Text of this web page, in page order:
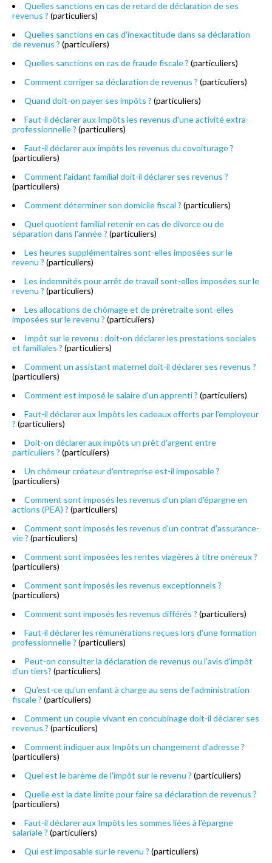
Quelles sanctions en cas de retard de déclaration de ses
revenus ? (particuliers)
Quelles sanctions en cas d'inexactitude dans sa déclaration
de revenus ? (particuliers)
Quelles sanctions en cas de fraude fiscale ? (particuliers)
Comment corriger sa déclaration de revenus ? (particuliers)
Quand doit-on payer ses impôts ? (particuliers)
Faut-il déclarer aux Impôts les revenus d'une activité extra-
professionnelle ? (particuliers)
Faut-il déclarer aux impôts les revenus du covoiturage ?
(particuliers)
Comment l'aidant familial doit-il déclarer ses revenus ?
(particuliers)
Comment déterminer son domicile fiscal ? (particuliers)
Quel quotient familial retenir en cas de divorce ou de
séparation dans l'année ? (particuliers)
Les heures supplémentaires sont-elles imposées sur le
revenu ? (particuliers)
Les indemnités pour arrêt de travail sont-elles imposées sur le
revenu ? (particuliers)
Les allocations de chômage et de préretraite sont-elles
imposées sur le revenu ? (particuliers)
Impôt sur le revenu : doit-on déclarer les prestations sociales
et familiales ? (particuliers)
Comment un assistant maternel doit-il déclarer ses revenus ?
(particuliers)
Comment est imposé le salaire d'un apprenti ? (particuliers)
Faut-il déclarer aux Impôts les cadeaux offerts par l'employeur
? (particuliers)
Doit-on déclarer aux impôts un prêt d'argent entre
particuliers ? (particuliers)
Un chômeur créateur d'entreprise est-il imposable ?
(particuliers)
Comment sont imposés les revenus d'un plan d'épargne en
actions (PEA) ? (particuliers)
Comment sont imposés les revenus d'un contrat d'assurance-
vie ? (particuliers)
Comment sont imposées les rentes viagères à titre onéreux ?
(particuliers)
Comment sont imposés les revenus exceptionnels ?
(particuliers)
Comment sont imposés les revenus différés ? (particuliers)
Faut-il déclarer les rémunérations reçues lors d'une formation
professionnelle ? (particuliers)
Peut-on consulter la déclaration de revenus ou l'avis d'impôt
d'un tiers? (particuliers)
Qu'est-ce qu'un enfant à charge au sens de l'administration
fiscale ? (particuliers)
Comment un couple vivant en concubinage doit-il déclarer ses
revenus ? (particuliers)
Comment indiquer aux Impôts un changement d'adresse ?
(particuliers)
Quel est le barème de l'impôt sur le revenu ? (particuliers)
Quelle est la date limite pour faire sa déclaration de revenus ?
(particuliers)
Faut-il déclarer aux Impôts les sommes liées à l'épargne
salariale ? (particuliers)
Qui est imposable sur le revenu ? (particuliers)